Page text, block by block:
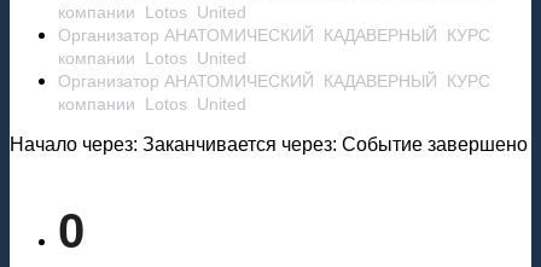
компании Lotos United
Организатор АНАТОМИЧЕСКИЙ КАДАВЕРНЫЙ КУРС
компании Lotos United
Организатор АНАТОМИЧЕСКИЙ КАДАВЕРНЫЙ КУРС
компании Lotos United
Начало через: Заканчивается через: Событие завершено
0